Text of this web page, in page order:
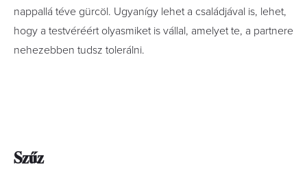
nappallá téve gürcöl. Ugyanígy lehet a családjával is, lehet,
hogy a testvéréért olyasmiket is vállal, amelyet te, a partnere
nehezebben tudsz tolerálni.
Szűz